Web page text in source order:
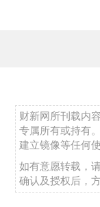
财新网所刊载内
专属所有或持有
建立镜像等任何使
如有意愿转载，
确认及授权后，